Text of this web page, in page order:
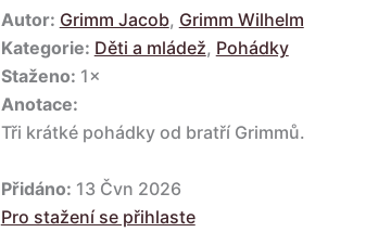
Autor: Grimm Jacob, Grimm Wilhelm
Kategorie: Děti a mládež, Pohádky
Staženo: 1×
Anotace:
Tři krátké pohádky od bratří Grimmů.
Přidáno: 13 Čvn 2026
Pro stažení se přihlaste